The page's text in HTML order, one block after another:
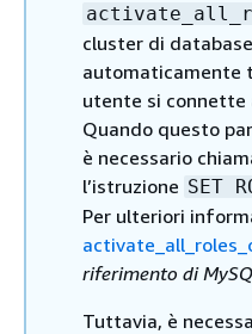
cluster di
automaticamente
utente si connette
Quando questo
è necessario
l’istruzione SET
Per ulteriori
riferimento di
Tuttavia, è